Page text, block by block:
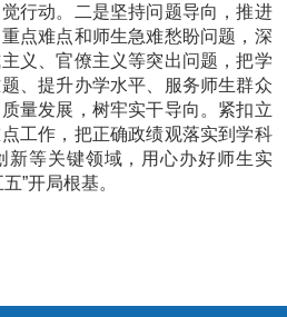
行动。二是坚持问题导向，推进
点难点和师生急难愁盼问题，深
义、官僚主义等突出问题，把学
、提升办学水平、服务师生群众
量发展，树牢实干导向。紧扣立
工作，把正确政绩观落实到学科
新等关键领域，用心办好师生实
”开局根基。